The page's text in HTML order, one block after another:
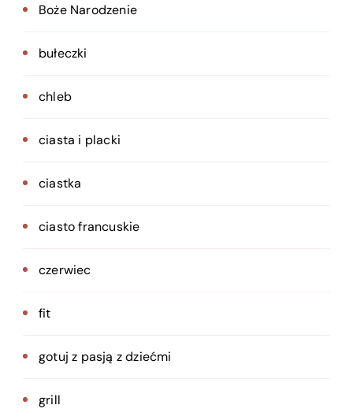
Boże Narodzenie
bułeczki
chleb
ciasta i placki
ciastka
ciasto francuskie
czerwiec
fit
gotuj z pasją z dziećmi
grill